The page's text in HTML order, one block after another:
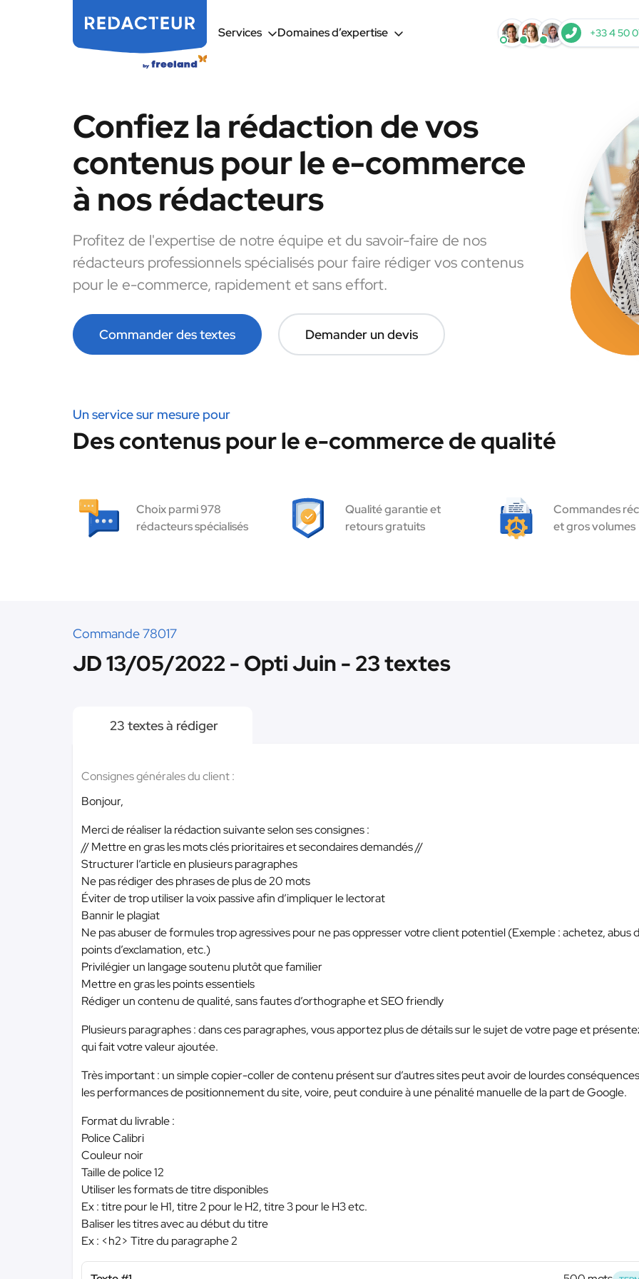
Services Domaines d’expertise +33 4 50
Confiez la rédaction de vos
contenus pour le e-commerce
à nos rédacteurs
Profitez de l'expertise de notre équipe et du savoir-faire de nos
rédacteurs professionnels spécialisés pour faire rédiger vos contenus
pour le e-commerce, rapidement et sans effort.
Commander des textes Demander un devis
Un service sur mesure pour
Des contenus pour le e-commerce de qualité
Choix parmi 978
rédacteurs spécialisés
Qualité garantie et
retours gratuits
Commandes
et gros volumes
Commande 78017
JD 13/05/2022 - Opti Juin - 23 textes
23 textes à rédiger
Consignes générales du client :
Bonjour,
Merci de réaliser la rédaction suivante selon ses consignes :
// Mettre en gras les mots clés prioritaires et secondaires demandés //
Structurer l’article en plusieurs paragraphes
Ne pas rédiger des phrases de plus de 20 mots
Éviter de trop utiliser la voix passive afin d’impliquer le lectorat
Bannir le plagiat
Ne pas abuser de formules trop agressives pour ne pas oppresser votre client potentiel (Exemple : achetez, abus
points d’exclamation, etc.)
Privilégier un langage soutenu plutôt que familier
Mettre en gras les points essentiels
Rédiger un contenu de qualité, sans fautes d’orthographe et SEO friendly
Plusieurs paragraphes : dans ces paragraphes, vous apportez plus de détails sur le sujet de votre page et
qui fait votre valeur ajoutée.
Très important : un simple copier-coller de contenu présent sur d’autres sites peut avoir de lourdes
les performances de positionnement du site, voire, peut conduire à une pénalité manuelle de la part de Google.
Format du livrable :
Police Calibri
Couleur noir
Taille de police 12
Utiliser les formats de titre disponibles
Ex : titre pour le H1, titre 2 pour le H2, titre 3 pour le H3 etc.
Baliser les titres avec au début du titre
Ex : <h2> Titre du paragraphe 2